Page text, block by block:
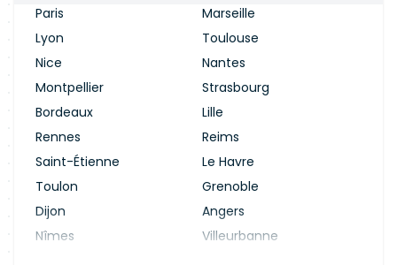
Paris
Marseille
Lyon
Toulouse
Nice
Nantes
Montpellier
Strasbourg
Bordeaux
Lille
Rennes
Reims
Saint-Étienne
Le Havre
Toulon
Grenoble
Dijon
Angers
Nîmes
Villeurbanne